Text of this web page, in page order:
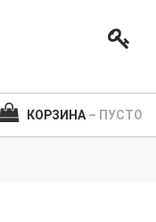
КОРЗИНА – ПУСТО